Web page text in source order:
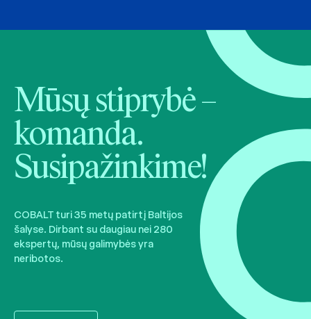
Mūsų stiprybė –
komanda.
Susipažinkime!
COBALT turi 35 metų patirtį Baltijos
šalyse. Dirbant su daugiau nei 280
ekspertų, mūsų galimybės yra
neribotos.